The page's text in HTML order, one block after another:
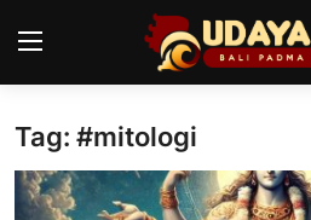
Home
Pura
Tag: #mitologi